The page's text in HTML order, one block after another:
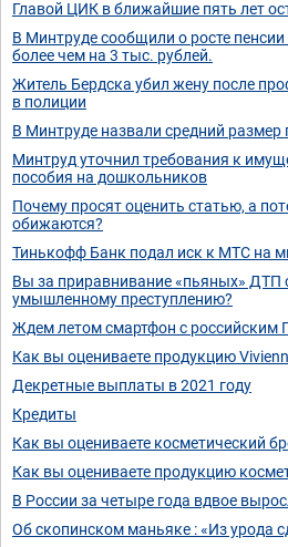
Главой ЦИК в ближайшие пять лет
В Минтруде сообщили о росте пенсии
более чем на 3 тыс. рублей.
Житель Бердска убил жену после
в полиции
В Минтруде назвали средний размер
Минтруд уточнил требования к
пособия на дошкольников
Почему просят оценить статью, а
обижаются?
Тинькофф Банк подал иск к МТС на
Вы за приравнивание «пьяных» ДТП
умышленному преступлению?
Ждем летом смартфон с российским
Как вы оцениваете продукцию
Декретные выплаты в 2021 году
Кредиты
Как вы оцениваете косметический
Как вы оцениваете продукцию
В России за четыре года вдвое
Об скопинском маньяке : «Из урода